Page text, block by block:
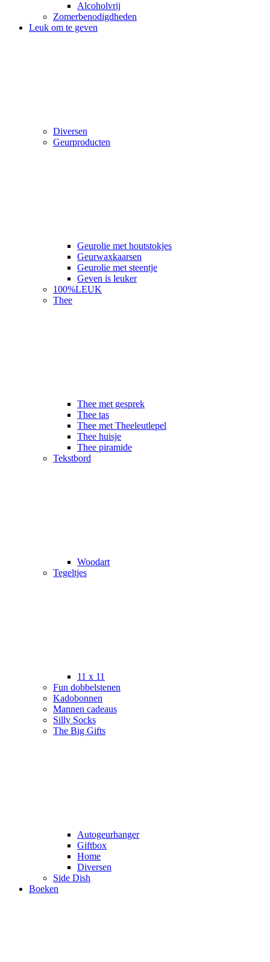
Alcoholvrij
Zomerbenodigdheden
Leuk om te geven
Diversen
Geurproducten
Geurolie met houtstokjes
Geurwaxkaarsen
Geurolie met steentje
Geven is leuker
100%LEUK
Thee
Thee met gesprek
Thee tas
Thee met Theeleutlepel
Thee huisje
Thee piramide
Tekstbord
Woodart
Tegeltjes
11 x 11
Fun dobbelstenen
Kadobonnen
Mannen cadeaus
Silly Socks
The Big Gifts
Autogeurhanger
Giftbox
Home
Diversen
Side Dish
Boeken